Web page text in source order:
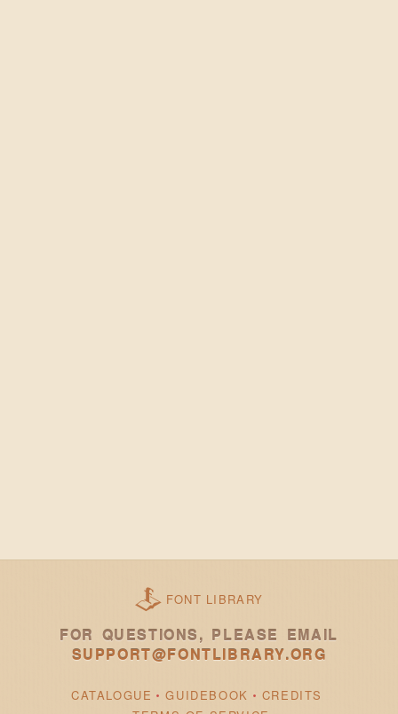
FONT LIBRARY
FOR QUESTIONS, PLEASE EMAIL
SUPPORT@FONTLIBRARY.ORG
CATALOGUE GUIDEBOOK
CREDITS